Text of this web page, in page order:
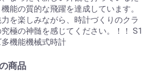
能の質的な飛躍を達成しています。
を楽しみながら、時計づくりのクラ
極の神髄を感じてください。！！ S1
機能機械式時計
商品